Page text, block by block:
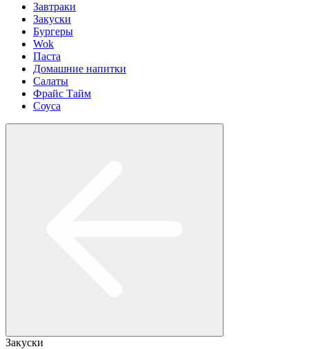
Завтраки
Закуски
Бургеры
Wok
Паста
Домашние напитки
Салаты
Фрайс Тайм
Соуса
Закуски